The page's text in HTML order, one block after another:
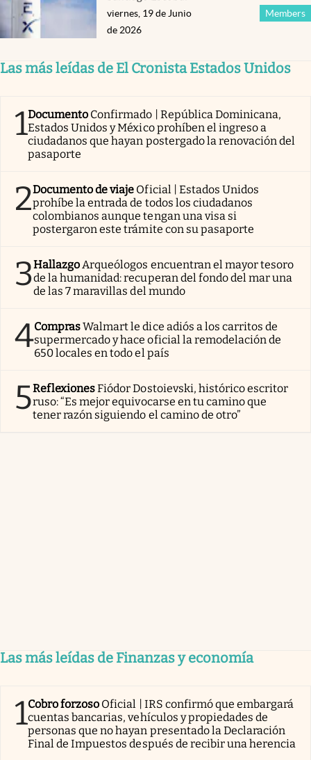
Members
viernes, 19 de Junio
de 2026
Las más leídas de El Cronista Estados Unidos
1Documento Confirmado | República Dominicana,
Estados Unidos y México prohíben el ingreso a
ciudadanos que hayan postergado la renovación del
pasaporte
2Documento de viaje Oficial | Estados Unidos
prohíbe la entrada de todos los ciudadanos
colombianos aunque tengan una visa si
postergaron este trámite con su pasaporte
3HallazgoArqueólogos encuentran el mayor tesoro
de la humanidad: recuperan del fondo del mar una
de las 7 maravillas del mundo
4ComprasWalmart le dice adiós a los carritos de
supermercado y hace oficial la remodelación de
650 locales en todo el país
5ReflexionesFiódor Dostoievski, histórico escritor
ruso: “Es mejor equivocarse en tu camino que
tener razón siguiendo el camino de otro”
Las más leídas de Finanzas y economía
1Cobro forzoso Oficial | IRS confirmó que embargará
cuentas bancarias, vehículos y propiedades de
personas que no hayan presentado la Declaración
Final de Impuestos después de recibir una herencia